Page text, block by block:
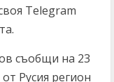
Теlеgrаm
cъoбщи нa 23
Pycия peгиoн